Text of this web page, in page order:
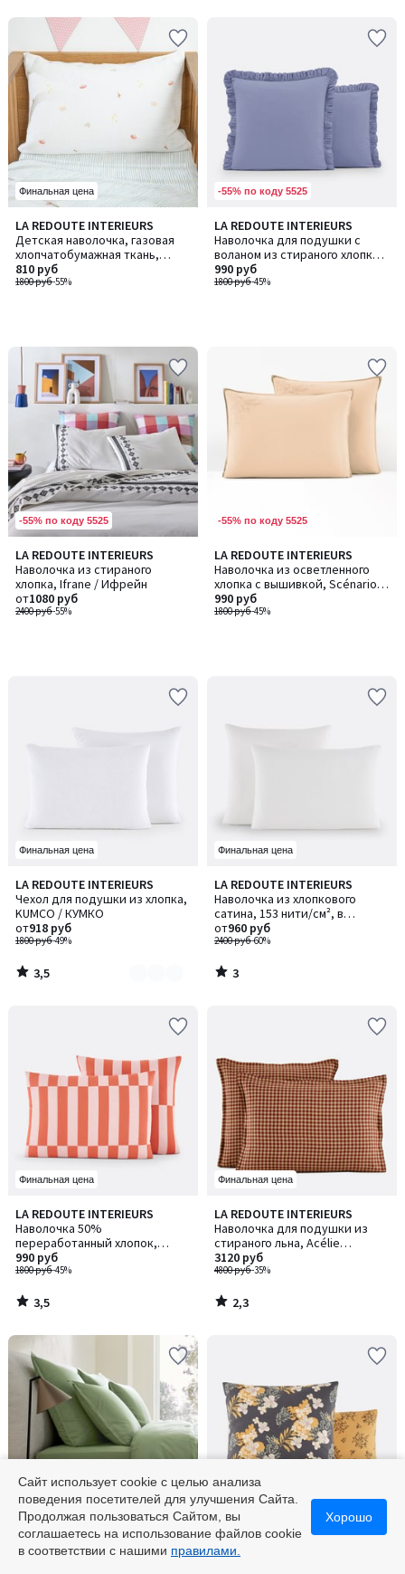
Финальная цена
LA REDOUTE INTERIEURS
Детская наволочка, газовая
хлопчатобумажная ткань,
принт "планеты", DIEGO /
ДИЕГО
1800 руб-55%
810 руб
-55% по коду 5525
LA REDOUTE INTERIEURS
Наволочка для подушки с
воланом из стираного хлопка,
Scenario / Сценарио
1800 руб-45%
990 руб
-55% по коду 5525
LA REDOUTE INTERIEURS
Наволочка из стираного
хлопка, Ifrane / Ифрейн
2400 руб-55%
от1080 руб
-55% по коду 5525
LA REDOUTE INTERIEURS
Наволочка из осветленного
хлопка с вышивкой, Scénario /
Сценарио
1800 руб-45%
990 руб
Финальная цена
LA REDOUTE INTERIEURS
Чехол для подушки из хлопка,
KUMCO / КУМКО
1800 руб-49%
от918 руб
3,5
/ 5
Количество
цветов:
5
3,5
/
Финальная цена
LA REDOUTE INTERIEURS
Наволочка из хлопкового
сатина, 153 нити/см², в
полоску Opale / Опаль
2400 руб-60%
от960 руб
3
/
5
3
/
Финальная цена
LA REDOUTE INTERIEURS
Наволочка 50%
переработанный хлопок,
Tabaka / Табака, красная
1800 руб-45%
990 руб
3,5
/ 5
3,5
/
Финальная цена
LA REDOUTE INTERIEURS
Наволочка для подушки из
стираного льна, Acélie
Bordeaux / Асели Бордо
4800 руб-35%
3120 руб
2,3
/ 5
2,3
/
Финальная цена
AM.PM
Наволочка из стираной
4,6
/ 5
LA REDOUTE INTERIEURS
Наволочка из стиранного
Сайт использует cookie с целью анализа
поведения посетителей для улучшения Сайта.
Продолжая пользоваться Сайтом, вы
соглашаетесь на использование файлов cookie
в соответствии с нашими правилами.
Хорошо